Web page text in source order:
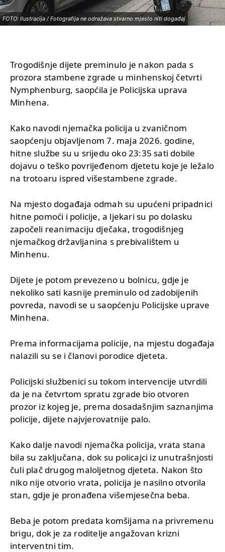
FOTO: Ilustracija / Fotografija ne odražava stvarno mjesto niti događaj
Trogodišnje dijete preminulo je nakon pada s
prozora stambene zgrade u minhenskoj četvrti
Nymphenburg, saopćila je Policijska uprava
Minhena.
Kako navodi njemačka policija u zvaničnom
saopćenju objavljenom 7. maja 2026. godine,
hitne službe su u srijedu oko 23:35 sati dobile
dojavu o teško povrijeđenom djetetu koje je ležalo
na trotoaru ispred višestambene zgrade.
Na mjesto događaja odmah su upućeni pripadnici
hitne pomoći i policije, a ljekari su po dolasku
započeli reanimaciju dječaka, trogodišnjeg
njemačkog državljanina s prebivalištem u
Minhenu.
Dijete je potom prevezeno u bolnicu, gdje je
nekoliko sati kasnije preminulo od zadobijenih
povreda, navodi se u saopćenju Policijske uprave
Minhena.
Prema informacijama policije, na mjestu događaja
nalazili su se i članovi porodice djeteta.
Policijski službenici su tokom intervencije utvrdili
da je na četvrtom spratu zgrade bio otvoren
prozor iz kojeg je, prema dosadašnjim saznanjima
policije, dijete najvjerovatnije palo.
Kako dalje navodi njemačka policija, vrata stana
bila su zaključana, dok su policajci iz unutrašnjosti
čuli plač drugog maloljetnog djeteta. Nakon što
niko nije otvorio vrata, policija je nasilno otvorila
stan, gdje je pronađena višemjesečna beba.
Beba je potom predata komšijama na privremenu
brigu, dok je za roditelje angažovan krizni
interventni tim.